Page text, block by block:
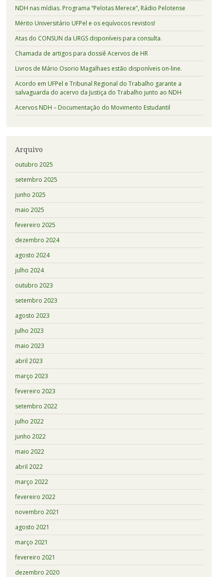
NDH nas mídias. Programa “Pelotas Merece”, Rádio Pelotense
Mérito Universitário UFPel e os equívocos revistos!
Atas do CONSUN da URGS disponíveis para consulta.
Chamada de artigos para dossiê Acervos de HR
Livros de Mário Osorio Magalhaes estão disponíveis on-line.
Acordo em UFPel e Tribunal Regional do Trabalho garante a
salvaguarda do acervo da Justiça do Trabalho junto ao NDH
Acervos NDH – Documentação do Movimento Estudantil
Arquivo
outubro 2025
setembro 2025
junho 2025
maio 2025
fevereiro 2025
dezembro 2024
agosto 2024
julho 2024
outubro 2023
setembro 2023
agosto 2023
julho 2023
maio 2023
abril 2023
março 2023
fevereiro 2023
setembro 2022
julho 2022
junho 2022
maio 2022
abril 2022
março 2022
fevereiro 2022
novembro 2021
agosto 2021
março 2021
fevereiro 2021
dezembro 2020